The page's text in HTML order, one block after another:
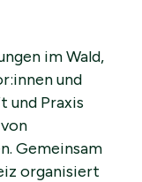
im Wald,
und
und Praxis
Gemeinsam
organisiert